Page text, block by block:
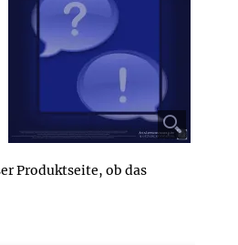
Produktseite, ob das